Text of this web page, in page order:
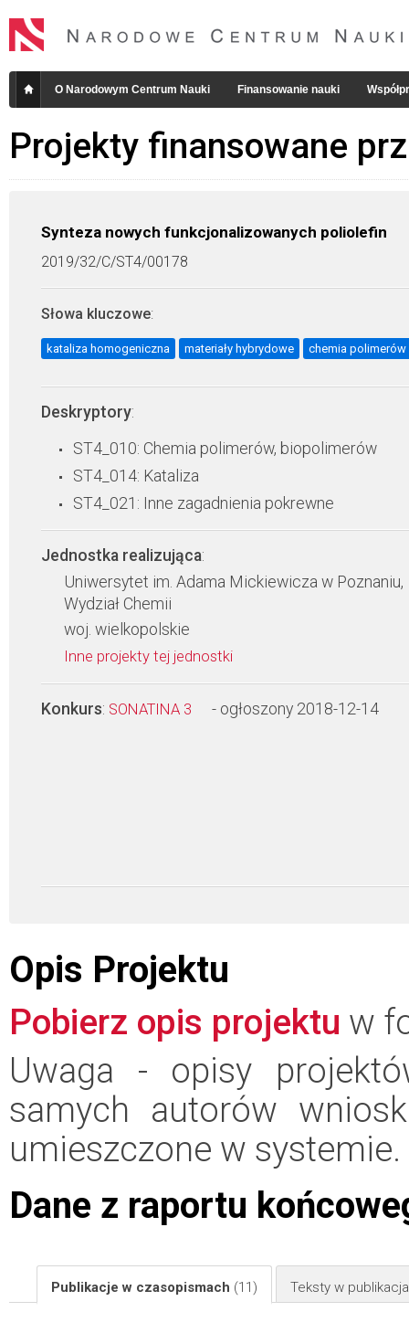
O Narodowym Centrum Nauki Finansowanie nauki
Projekty finansowane
Synteza nowych funkcjonalizowanych poliolefin
2019/32/C/ST4/00178
Słowa kluczowe:
kataliza homogeniczna materiały hybrydowe chemia polimerów
Deskryptory:
ST4_010: Chemia polimerów, biopolimerów
ST4_014: Kataliza
ST4_021: Inne zagadnienia pokrewne
Jednostka realizująca:
Uniwersytet im. Adama Mickiewicza w Poznaniu,
Wydział Chemii
woj. wielkopolskie
Inne projekty tej jednostki
Konkurs: SONATINA 3 - ogłoszony 2018-12-14
Opis Projektu
Pobierz opis projektu w
Uwaga - opisy
samych autorów
umieszczone w systemie.
Dane z raportu
Publikacje w czasopismach (11) Teksty w